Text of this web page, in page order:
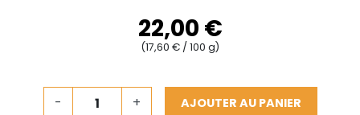
22,00 €
(17,60 € / 100 g)
- + AJOUTER AU PANIER